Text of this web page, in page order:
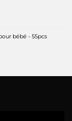
bébé - 55pcs